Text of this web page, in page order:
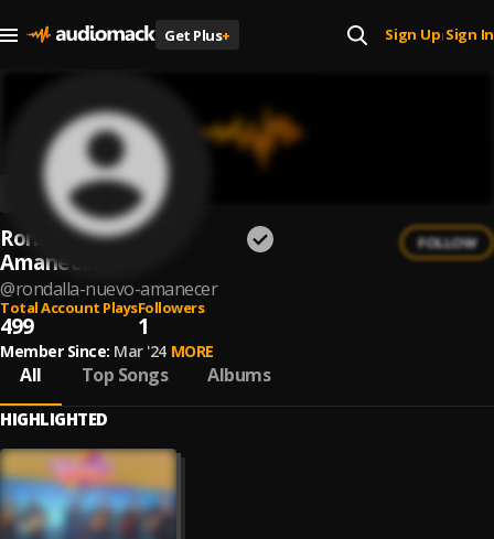
Get Plus+ Sign Up| Sign In
Rondalla Nuevo
Amanecer
@rondalla-nuevo-amanecer
FOLLOW
Total Account Plays
499
Followers
1
Member Since: Mar '24 MORE
All Top Songs Albums
HIGHLIGHTED